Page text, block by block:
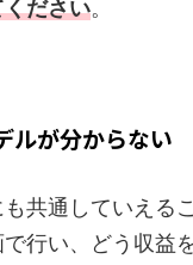
ださい。
ルが分からない
共通していえる
行い、どう収益